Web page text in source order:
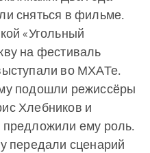
сняться в фильме.
«Угольный
на фестиваль
во МХАТе.
подошли режиссёры
Хлебников и
предложили ему роль.
передали сценарий